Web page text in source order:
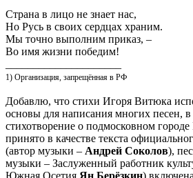
Страна в лицо не знает нас,
Но Русь в своих сердцах храним.
Мы точно выполним приказ, –
Во имя жизни победим!
1) Организация, запрещённая в РФ
Добавлю, что стихи Игоря Витюка
основы для написания многих песен, в
стихотворение о подмосковном
принято в качестве текста
(автор музыки – Андрей Соколов),
музыки – Заслуженный работник
Южная Осетия Ян Берёзкин)